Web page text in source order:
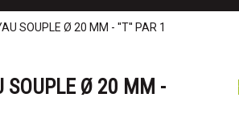
SOUPLE Ø 20 MM - ''T'' PAR 1
SOUPLE Ø 20 MM -